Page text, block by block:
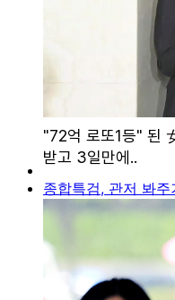
종합특검, 관저 봐